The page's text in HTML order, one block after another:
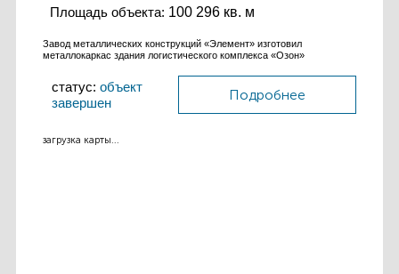
Площадь объекта: 100 296 кв. м
Завод металлических конструкций «Элемент» изготовил
металлокаркас здания логистического комплекса «Озон»
статус: объект
завершен
Подробнее
загрузка карты...